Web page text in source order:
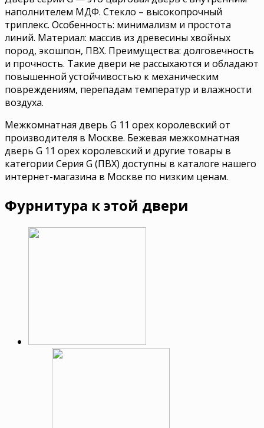
наполнителем МДФ. Стекло – высокопрочный
триплекс. Особенность: минимализм и простота
линий. Материал: массив из древесины хвойных
пород, экошпон, ПВХ. Преимущества: долговечность
и прочность. Такие двери не рассыхаются и обладают
повышенной устойчивостью к механическим
повреждениям, перепадам температур и влажности
воздуха.
Межкомнатная дверь G 11 орех королевский от
производителя в Москве. Бежевая межкомнатная
дверь G 11 орех королевский и другие товары в
категории Серия G (ПВХ) доступны в каталоге нашего
интернет-магазина в Москве по низким ценам.
Фурнитура к этой двери